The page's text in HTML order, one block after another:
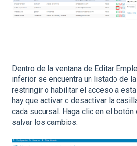
Dentro de la ventana de Editar
inferior se encuentra un listado de
restringir o habilitar el acceso a
hay que activar o desactivar la
cada sucursal. Haga clic en el botón
salvar los cambios.